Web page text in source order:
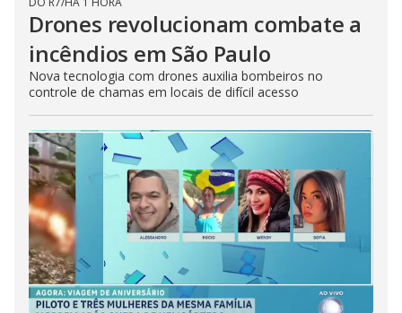
Drones revolucionam combate a
incêndios em São Paulo
Nova tecnologia com drones auxilia bombeiros no
controle de chamas em locais de difícil acesso